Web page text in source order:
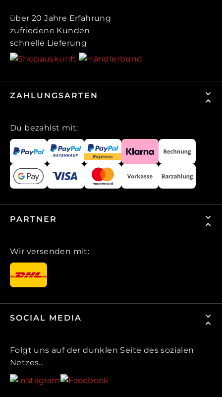
über 20 Jahre Erfahrung
zufriedene Kunden
schnelle Lieferung
ZAHLUNGSARTEN
Du bezahlst mit:
PARTNER
Wir versenden mit:
SOCIAL MEDIA
Folgt uns auf der dunklen Seite des sozialen
Netzes...